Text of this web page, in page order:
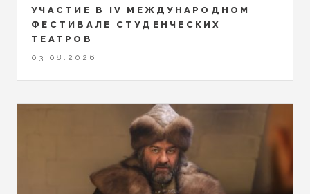
УЧАСТИЕ В IV МЕЖДУНАРОДНОМ
ФЕСТИВАЛЕ СТУДЕНЧЕСКИХ
ТЕАТРОВ
03.08.2026